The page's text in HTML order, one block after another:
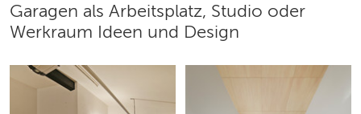
Garagen als Arbeitsplatz, Studio oder
Werkraum Ideen und Design